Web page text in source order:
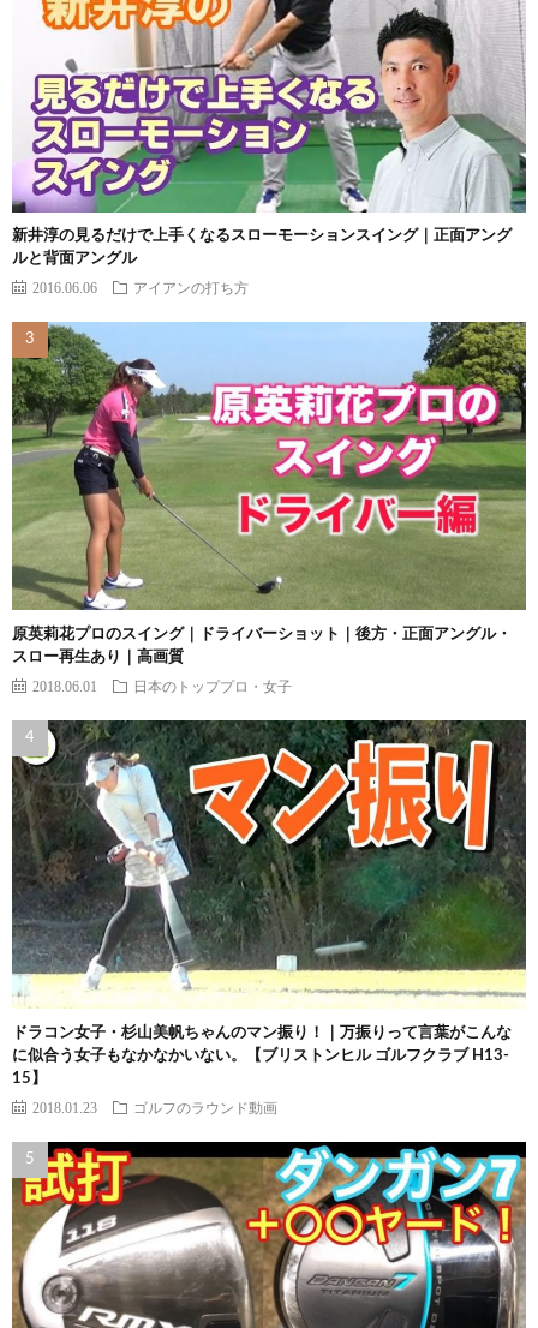
新井淳の見るだけで上手くなるスローモーションスイング｜正面アング
ルと背面アングル
2016.06.06 アイアンの打ち方
原英莉花プロのスイング｜ドライバーショット｜後方・正面アングル・
スロー再生あり｜高画質
2018.06.01 日本のトッププロ・女子
ドラコン女子・杉山美帆ちゃんのマン振り！｜万振りって言葉がこんな
に似合う女子もなかなかいない。【ブリストンヒル ゴルフクラブ H13-
15】
2018.01.23 ゴルフのラウンド動画